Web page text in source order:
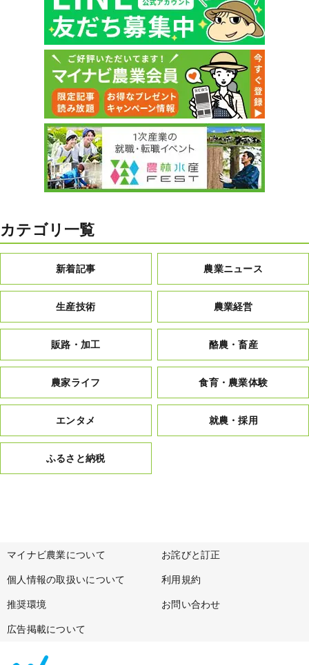
カテゴリ一覧
新着記事 農業ニュース
生産技術 農業経営
販路・加工 酪農・畜産
農家ライフ 食育・農業体験
エンタメ 就農・採用
ふるさと納税
マイナビ農業について お詫びと訂正
個人情報の取扱いについて 利用規約
推奨環境 お問い合わせ
広告掲載について